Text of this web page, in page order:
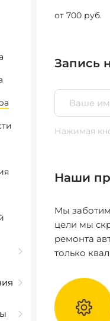
от 700 руб.
Запись
Нажимая
Наши
Мы
цели мы
ремонта
только